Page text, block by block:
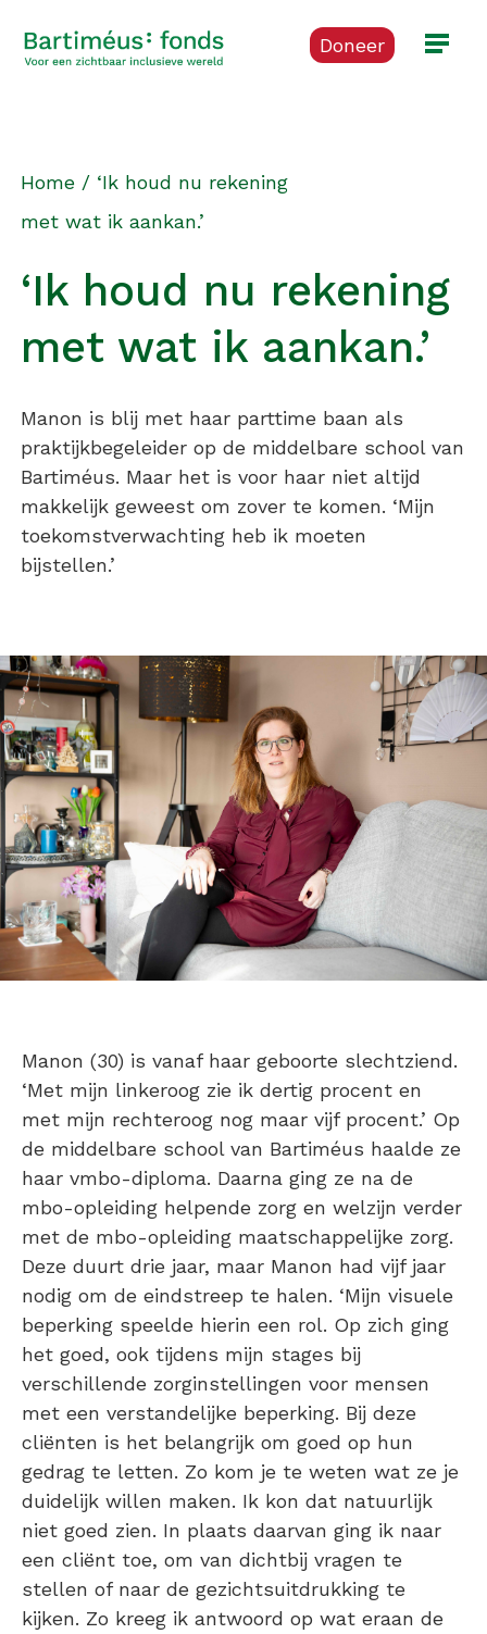
Doneer
Home / ‘Ik houd nu rekening
met wat ik aankan.’
‘Ik houd nu rekening
met wat ik aankan.’
Manon is blij met haar parttime baan als
praktijkbegeleider op de middelbare school van
Bartiméus. Maar het is voor haar niet altijd
makkelijk geweest om zover te komen. ‘Mijn
toekomstverwachting heb ik moeten
bijstellen.’
Manon (30) is vanaf haar geboorte slechtziend.
‘Met mijn linkeroog zie ik dertig procent en
met mijn rechteroog nog maar vijf procent.’ Op
de middelbare school van Bartiméus haalde ze
haar vmbo-diploma. Daarna ging ze na de
mbo-opleiding helpende zorg en welzijn verder
met de mbo-opleiding maatschappelijke zorg.
Deze duurt drie jaar, maar Manon had vijf jaar
nodig om de eindstreep te halen. ‘Mijn visuele
beperking speelde hierin een rol. Op zich ging
het goed, ook tijdens mijn stages bij
verschillende zorginstellingen voor mensen
met een verstandelijke beperking. Bij deze
cliënten is het belangrijk om goed op hun
gedrag te letten. Zo kom je te weten wat ze je
duidelijk willen maken. Ik kon dat natuurlijk
niet goed zien. In plaats daarvan ging ik naar
een cliënt toe, om van dichtbij vragen te
stellen of naar de gezichtsuitdrukking te
kijken. Zo kreeg ik antwoord op wat eraan de